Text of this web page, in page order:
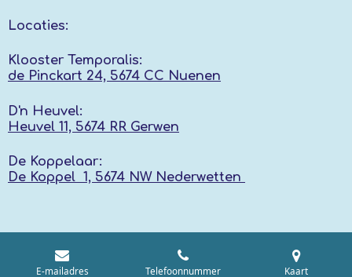
Locaties:
Klooster Temporalis:
de Pinckart 24, 5674 CC Nuenen
D'n Heuvel:
Heuvel 11, 5674 RR Gerwen
De Koppelaar:
De Koppel 1, 5674 NW Nederwetten
E-mailadres Telefoonnummer Kaart